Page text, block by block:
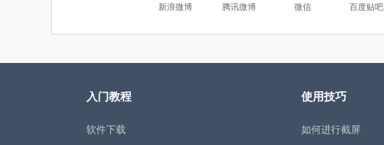
新浪微博 腾讯微博 微信 百度贴吧
入门教程
软件下载
使用技巧
如何进行截屏